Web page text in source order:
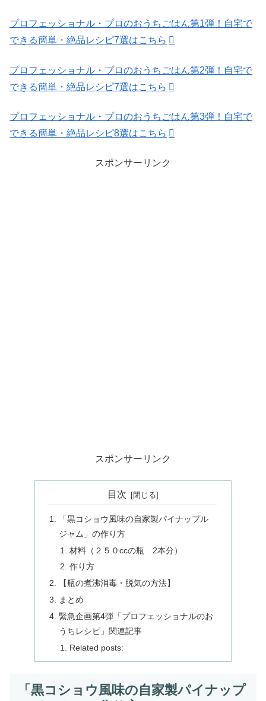
プロフェッショナル・プロのおうちごはん第1弾！自宅で
できる簡単・絶品レシピ7選はこちら
プロフェッショナル・プロのおうちごはん第2弾！自宅で
できる簡単・絶品レシピ7選はこちら
プロフェッショナル・プロのおうちごはん第3弾！自宅で
できる簡単・絶品レシピ8選はこちら
スポンサーリンク
スポンサーリンク
目次
「黒コショウ風味の自家製パイナップル
ジャム」の作り方
材料（２５０ccの瓶 2本分）
作り方
【瓶の煮沸消毒・脱気の方法】
まとめ
緊急企画第4弾「プロフェッショナルのお
うちレシピ」関連記事
Related posts:
「黒コショウ風味の自家製パイナップ